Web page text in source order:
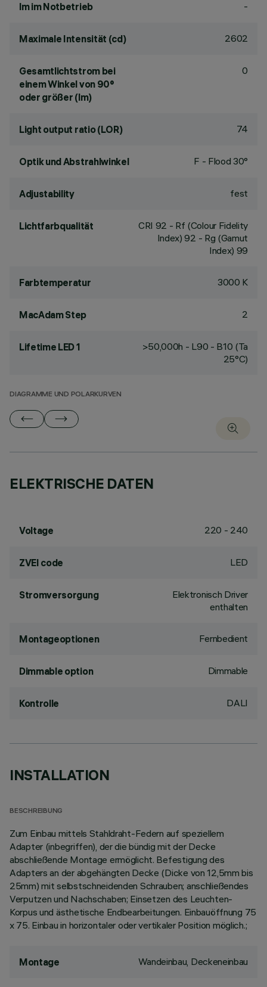
lm im Notbetrieb -
Maximale Intensität (cd) 2602
Gesamtlichtstrom bei
einem Winkel von 90°
oder größer (lm)
0
Light output ratio (LOR) 74
Optik und Abstrahlwinkel F - Flood 30°
Adjustability fest
Lichtfarbqualität CRI 92 - Rf (Colour Fidelity
Index) 92 - Rg (Gamut
Index) 99
Farbtemperatur 3000 K
MacAdam Step 2
Lifetime LED 1
>50,000h - L90 - B10 (Ta
25°C)
DIAGRAMME UND POLARKURVEN
ELEKTRISCHE DATEN
Voltage 220 - 240
ZVEI code LED
Stromversorgung
Elektronisch Driver
enthalten
Montageoptionen Fernbedient
Dimmable option Dimmable
Kontrolle DALI
INSTALLATION
BESCHREIBUNG
Zum Einbau mittels Stahldraht-Federn auf speziellem
Adapter (inbegriffen), der die bündig mit der Decke
abschließende Montage ermöglicht. Befestigung des
Adapters an der abgehängten Decke (Dicke von 12,5mm bis
25mm) mit selbstschneidenden Schrauben; anschließendes
Verputzen und Nachschaben; Einsetzen des Leuchten-
Korpus und ästhetische Endbearbeitungen. Einbauöffnung 75
x 75. Einbau in horizontaler oder vertikaler Position möglich.;
Montage Wandeinbau, Deckeneinbau